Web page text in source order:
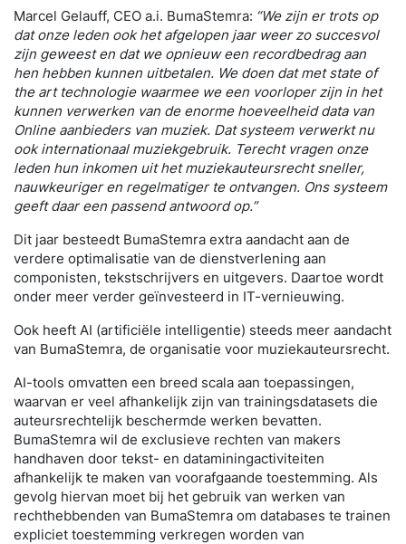
Marcel Gelauff, CEO a.i. BumaStemra: “We zijn er trots op
dat onze leden ook het afgelopen jaar weer zo succesvol
zijn geweest en dat we opnieuw een recordbedrag aan
hen hebben kunnen uitbetalen. We doen dat met state of
the art technologie waarmee we een voorloper zijn in het
kunnen verwerken van de enorme hoeveelheid data van
Online aanbieders van muziek. Dat systeem verwerkt nu
ook internationaal muziekgebruik. Terecht vragen onze
leden hun inkomen uit het muziekauteursrecht sneller,
nauwkeuriger en regelmatiger te ontvangen. Ons systeem
geeft daar een passend antwoord op.”
Dit jaar besteedt BumaStemra extra aandacht aan de
verdere optimalisatie van de dienstverlening aan
componisten, tekstschrijvers en uitgevers. Daartoe wordt
onder meer verder geïnvesteerd in IT-vernieuwing.
Ook heeft AI (artificiële intelligentie) steeds meer aandacht
van BumaStemra, de organisatie voor muziekauteursrecht.
AI-tools omvatten een breed scala aan toepassingen,
waarvan er veel afhankelijk zijn van trainingsdatasets die
auteursrechtelijk beschermde werken bevatten.
BumaStemra wil de exclusieve rechten van makers
handhaven door tekst- en dataminingactiviteiten
afhankelijk te maken van voorafgaande toestemming. Als
gevolg hiervan moet bij het gebruik van werken van
rechthebbenden van BumaStemra om databases te trainen
expliciet toestemming verkregen worden van